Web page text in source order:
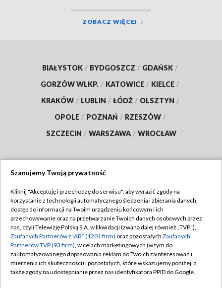
ZOBACZ WIĘCEJ
BIAŁYSTOK / BYDGOSZCZ / GDAŃSK /
GORZÓW WLKP. / KATOWICE / KIELCE /
KRAKÓW / LUBLIN / ŁÓDŹ / OLSZTYN /
OPOLE / POZNAŃ / RZESZÓW /
SZCZECIN / WARSZAWA / WROCŁAW
TVP
Abonament TVP
Emisja w TVP
Centrum informacji TVP
Naziemna Telewizja Cyfrowa
Regulamin TVP
Polityka prywatności
Moje zgody
Pomoc
Szanujemy Twoją prywatność
Kliknij "Akceptuję i przechodzę do serwisu", aby wyrazić zgody na
korzystanie z technologii automatycznego śledzenia i zbierania danych,
dostęp do informacji na Twoim urządzeniu końcowym i ich
przechowywanie oraz na przetwarzanie Twoich danych osobowych przez
nas, czyli Telewizję Polską S.A. w likwidacji (zwaną dalej również „TVP”),
Zaufanych Partnerów z IAB* (1201 firm) oraz pozostałych Zaufanych
Partnerów TVP (93 firm), w celach marketingowych (w tym do
zautomatyzowanego dopasowania reklam do Twoich zainteresowań i
mierzenia ich skuteczności) i pozostałych, które wskazujemy poniżej, a
także zgody na udostępnianie przez nas identyfikatora PPID do Google.